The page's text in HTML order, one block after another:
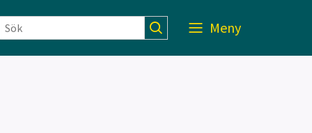
Meny